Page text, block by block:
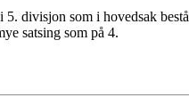
5. divisjon som i hovedsak
satsing som på 4.